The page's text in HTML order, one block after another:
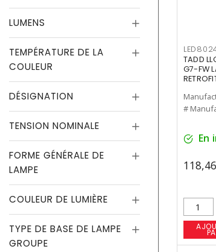
LUMENS
TEMPÉRATURE DE LA
COULEUR
DÉSIGNATION
TENSION NOMINALE
FORME GÉNÉRALE DE
LAMPE
COULEUR DE LUMIÈRE
TYPE DE BASE DE LAMPE
GROUPE
TADD
G7-FW
#
En